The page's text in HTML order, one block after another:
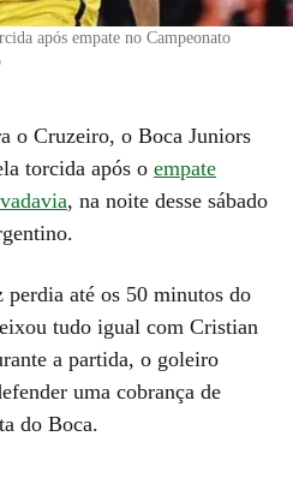
após empate no Campeonato
o Cruzeiro, o Boca Juniors
torcida após o empate
, na noite desse sábado
até os 50 minutos do
tudo igual com Cristian
a partida, o goleiro
uma cobrança de
do Boca.